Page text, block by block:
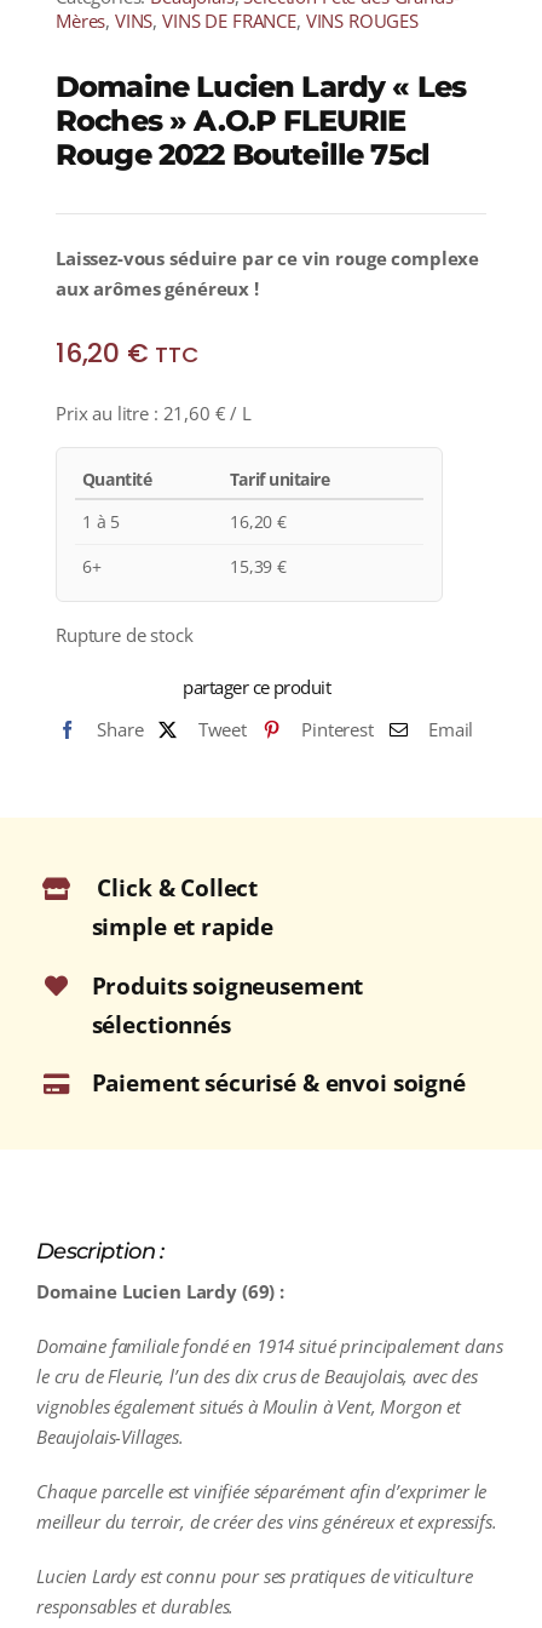
Mères, VINS,VINS DE FRANCE, VINS ROUGES
Domaine Lucien Lardy « Les
Roches » A.O.P FLEURIE
Rouge 2022 Bouteille 75cl
Laissez-vous séduire par cevin rouge complexe
aux arômes généreux !
16,20 € TTC
Prix au litre : 21,60 € / L
Quantité
Tarif unitaire
1 à 5
16,20€
6+
15,39€
Rupture de stock
partager ce produit
Share
Tweet Pinterest Email
Click & Collect
simple et rapide
Produits soigneusement
sélectionnés
Paiement sécurisé & envoi soigné
Description :
Domaine Lucien Lardy (69) :
Domaine familiale fondé en 1914 situé principalement dans
le cru de Fleurie, l’un des dix crus de Beaujolais, avec des
vignobles également situés à Moulin à Vent, Morgon et
Beaujolais-Villages.
Chaque parcelle est vinifiée séparément afin d’exprimer le
meilleur du terroir, de créer des vins généreux et expressifs.
Lucien Lardy est connu pour ses pratiques de viticulture
responsables et durables.